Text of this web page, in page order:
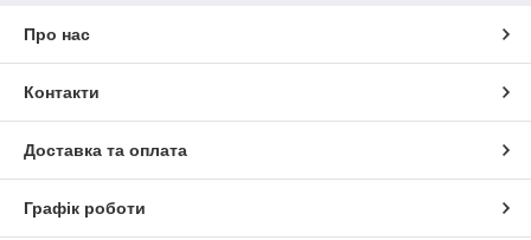
Про нас
Контакти
Доставка та оплата
Графік роботи